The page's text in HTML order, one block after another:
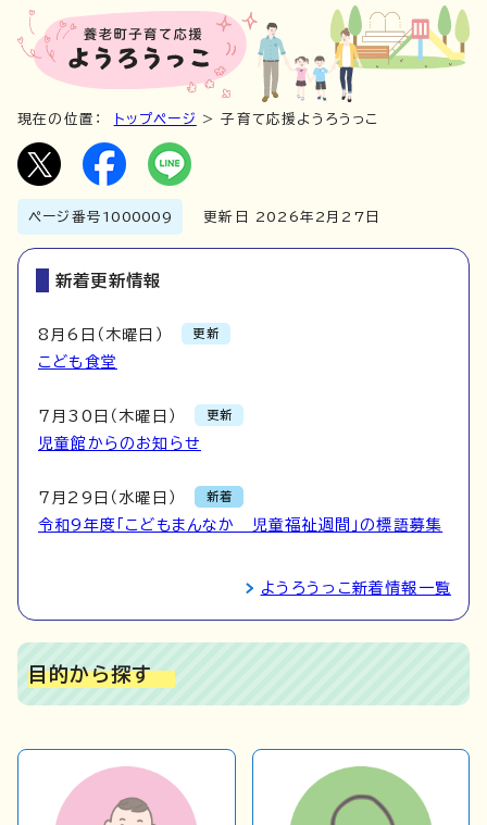
現在の位置： トップページ > 子育て応援ようろうっこ
ページ番号 1000009 更新日 2026年2月27日
新着更新情報
8月6日（木曜日） 更新
こども食堂
7月30日（木曜日） 更新
児童館からのお知らせ
7月29日（水曜日） 新着
令和9年度「こどもまんなか 児童福祉週間」の標語募集
ようろうっこ新着情報一覧
目的から探す